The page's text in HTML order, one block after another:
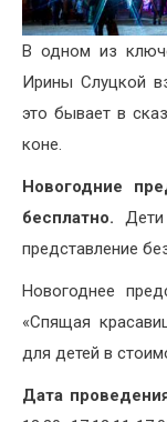
В одном из
Ирины Слуцкой
это бывает в
коне.
Новогодние
бесплатно.
представление
Новогоднее
«Спящая
для детей в
Дата